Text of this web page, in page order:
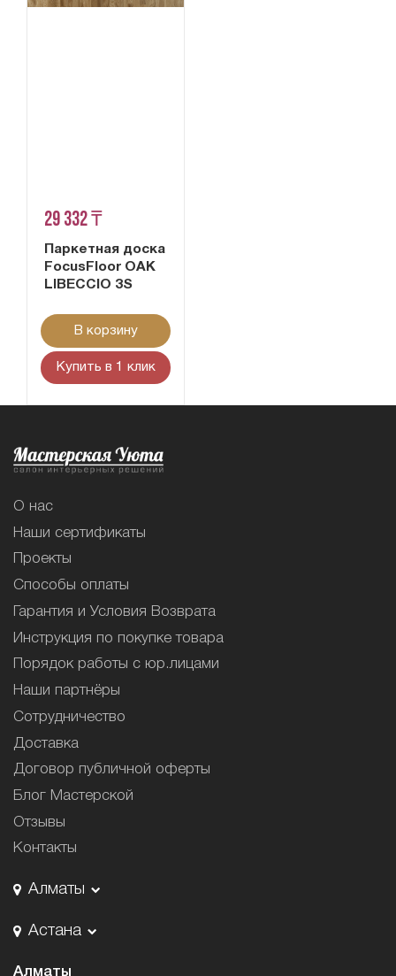
29 332 ₸
Паркетная доска
FocusFloor OAK
LIBECCIO 3S
В корзину
Купить в 1 клик
О нас
Наши сертификаты
Проекты
Способы оплаты
Гарантия и Условия Возврата
Инструкция по покупке товара
Порядок работы с юр.лицами
Наши партнёры
Сотрудничество
Доставка
Договор публичной оферты
Блог Мастерской
Отзывы
Контакты
Алматы
Астана
Алматы